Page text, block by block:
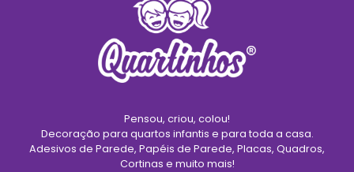
Pensou, criou, colou!
Decoração para quartos infantis e para toda a casa.
Adesivos de Parede, Papéis de Parede, Placas, Quadros,
Cortinas e muito mais!